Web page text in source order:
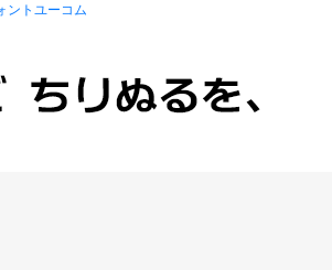
ントユーコム